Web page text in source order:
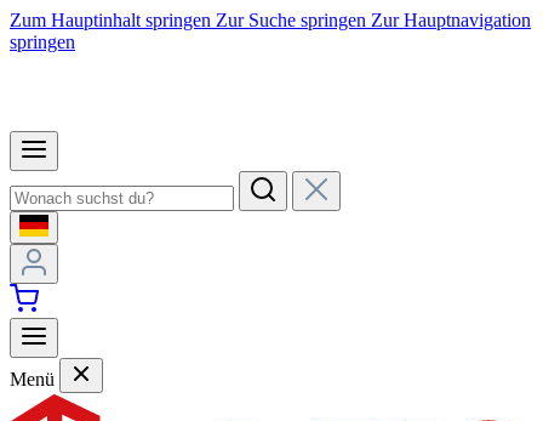
Zum Hauptinhalt springen Zur Suche springen Zur Hauptnavigation
springen
Menü